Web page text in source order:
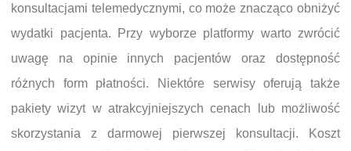
konsultacjami telemedycznymi, co może znacząco obniżyć
wydatki pacjenta. Przy wyborze platformy warto zwrócić
uwagę na opinie innych pacjentów oraz dostępność
różnych form płatności. Niektóre serwisy oferują także
pakiety wizyt w atrakcyjniejszych cenach lub możliwość
skorzystania z darmowej pierwszej konsultacji. Koszt